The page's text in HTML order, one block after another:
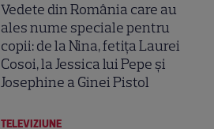
Vedete din România care au
ales nume speciale pentru
copii: de la Nina, fetița Laurei
Cosoi, la Jessica lui Pepe și
Josephine a Ginei Pistol
TELEVIZIUNE